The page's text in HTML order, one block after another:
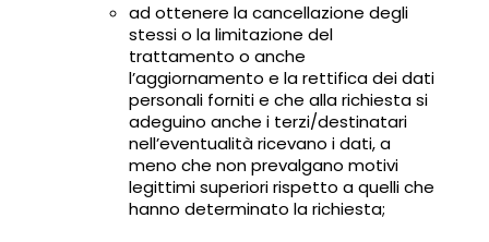
ad ottenere la cancellazione degli
stessi o la limitazione del
trattamento o anche
l’aggiornamento e la rettifica dei dati
personali forniti e che alla richiesta si
adeguino anche i terzi/destinatari
nell’eventualità ricevano i dati, a
meno che non prevalgano motivi
legittimi superiori rispetto a quelli che
hanno determinato la richiesta;